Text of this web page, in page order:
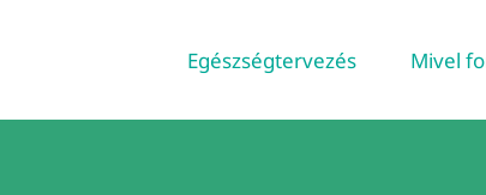
Egészségtervezés Mivel